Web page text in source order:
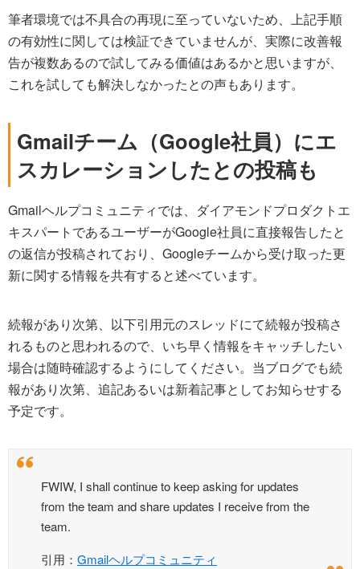
筆者環境では不具合の再現に至っていないため、上記手順
の有効性に関しては検証できていませんが、実際に改善報
告が複数あるので試してみる価値はあるかと思いますが、
これを試しても解決しなかったとの声もあります。
Gmailチーム（Google社員）にエ
スカレーションしたとの投稿も
Gmailヘルプコミュニティでは、ダイアモンドプロダクトエ
キスパートであるユーザーがGoogle社員に直接報告したと
の返信が投稿されており、Googleチームから受け取った更
新に関する情報を共有すると述べています。
続報があり次第、以下引用元のスレッドにて続報が投稿さ
れるものと思われるので、いち早く情報をキャッチしたい
場合は随時確認するようにしてください。当ブログでも続
報があり次第、追記あるいは新着記事としてお知らせする
予定です。
FWIW, I shall continue to keep asking for updates
from the team and share updates I receive from the
team.
引用： Gmailヘルプコミュニティ